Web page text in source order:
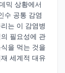
믹 상황에서
수 공통 감염
는 이 감염병
필요성에 관
을 먹는 것을
세계적 대유